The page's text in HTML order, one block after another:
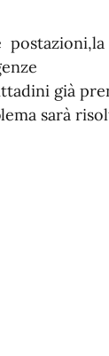
postazioni,la
già
sarà